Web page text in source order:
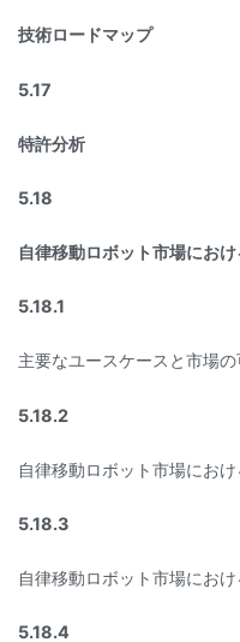
技術ロードマップ
5.17
特許分析
5.18
自律移動ロボット市場にお
5.18.1
主要なユースケースと市場の
5.18.2
自律移動ロボット市場にお
5.18.3
自律移動ロボット市場にお
5.18.4